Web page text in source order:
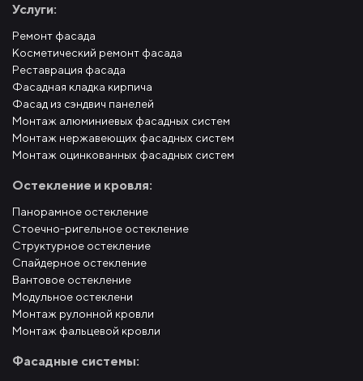
Услуги:
Ремонт фасада
Косметический ремонт фасада
Реставрация фасада
Фасадная кладка кирпича
Фасад из сэндвич панелей
Монтаж алюминиевых фасадных систем
Монтаж нержавеющих фасадных систем
Монтаж оцинкованных фасадных систем
Остекление и кровля:
Панорамное остекление
Стоечно-ригельное остекление
Структурное остекление
Спайдерное остекление
Вантовое остекление
Модульное остеклени
Монтаж рулонной кровли
Монтаж фальцевой кровли
Фасадные системы: